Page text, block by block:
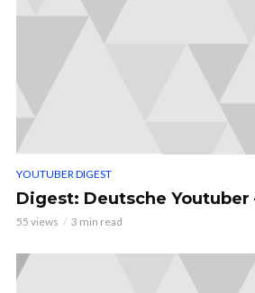
YOUTUBER DIGEST
Digest: Deutsche Youtuber
55 views 3 min read